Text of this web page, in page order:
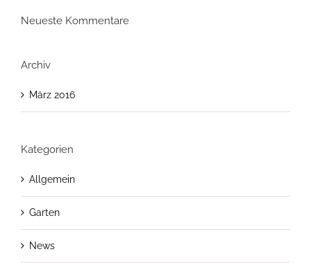
Neueste Kommentare
Archiv
März 2016
Kategorien
Allgemein
Garten
News